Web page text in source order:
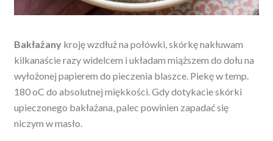
Bakłażany kroję wzdłuż na połówki, skórkę nakłuwam
kilkanaście razy widelcem i układam miąższem do dołu na
wyłożonej papierem do pieczenia blaszce. Piekę w temp.
180 oC do absolutnej miękkości. Gdy dotykacie skórki
upieczonego bakłażana, palec powinien zapadać się
niczym w masło.